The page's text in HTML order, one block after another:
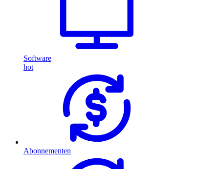
Software
hot
Abonnementen